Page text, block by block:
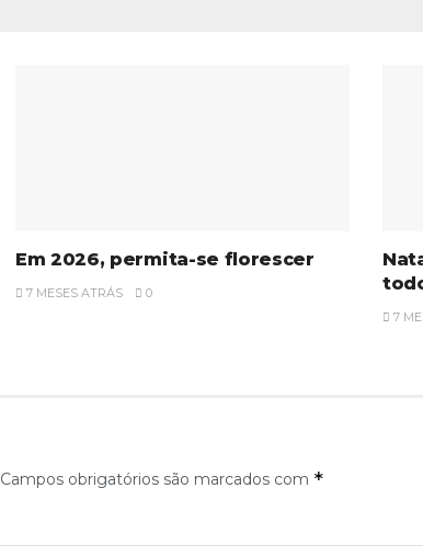
Em 2026, permita-se florescer
7 MESES ATRÁS 0
7
Campos obrigatórios são marcados com *